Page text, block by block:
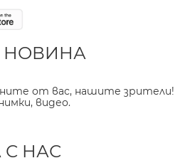
НОВИНА
от вас, нашите зрители!
видео.
С НАС